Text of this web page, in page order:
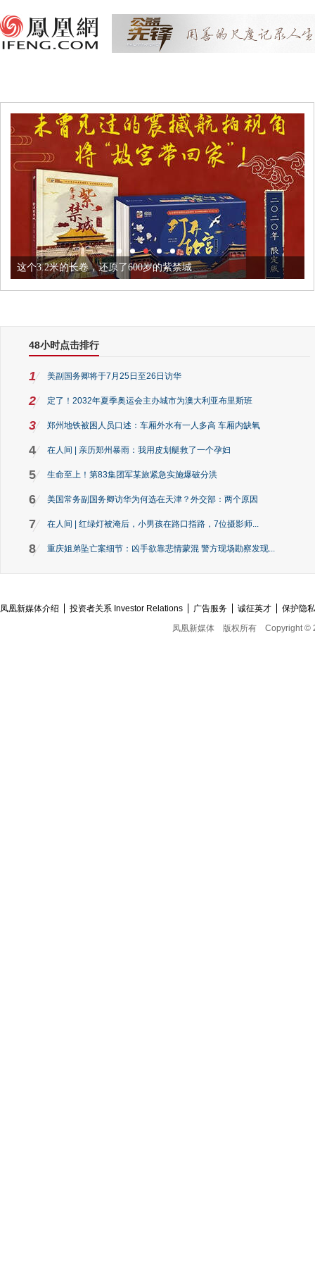
这个3.2米的长卷，还原了600岁的紫禁城
48小时点击排行
1 美副国务卿将于7月25日至26日访华
2 定了！2032年夏季奥运会主办城市为澳大利亚布里斯班
3 郑州地铁被困人员口述：车厢外水有一人多高 车厢内缺氧
4 在人间 | 亲历郑州暴雨：我用皮划艇救了一个孕妇
5 生命至上！第83集团军某旅紧急实施爆破分洪
6 美国常务副国务卿访华为何选在天津？外交部：两个原因
7 在人间 | 红绿灯被淹后，小男孩在路口指路，7位摄影师...
8 重庆姐弟坠亡案细节：凶手欲靠悲情蒙混 警方现场勘察发现...
凤凰新媒体介绍 投资者关系 Investor Relations 广告服务 诚征英才
保护隐
凤凰新媒体
版权所有 Copyright ©